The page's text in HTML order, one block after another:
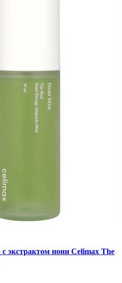
экстрактом нони Celimax The